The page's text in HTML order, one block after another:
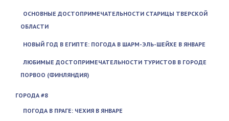
ОСНОВНЫЕ ДОСТОПРИМЕЧАТЕЛЬНОСТИ СТАРИЦЫ ТВЕРСКОЙ
ОБЛАСТИ
НОВЫЙ ГОД В ЕГИПТЕ: ПОГОДА В ШАРМ-ЭЛЬ-ШЕЙХЕ В ЯНВАРЕ
ЛЮБИМЫЕ ДОСТОПРИМЕЧАТЕЛЬНОСТИ ТУРИСТОВ В ГОРОДЕ
ПОРВОО (ФИНЛЯНДИЯ)
ГОРОДА #8
ПОГОДА В ПРАГЕ: ЧЕХИЯ В ЯНВАРЕ